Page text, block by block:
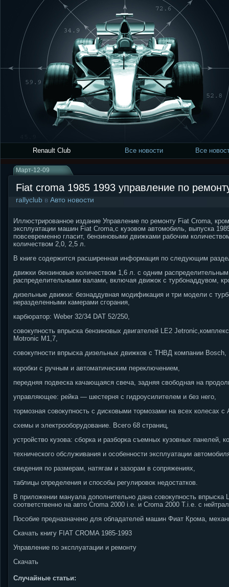
Renault Club Все новости Все
Март-12-09
Fiat croma 1985 1993 управление по
rallyclub в Авто новости
Иллюстрированное издание Управление по ремонту Fiat Croma,
эксплуатации машин Fiat Croma,с кузовом автомобиль, выпуска
повсевременно гласит, бензиновыми движками рабочим
количеством 2,0, 2,5 л.
В книге содержится расширенная информация по следующим
движки бензиновые количеством 1,6 л. с одним
распределительными валами, включая движок с турбонаддувом,
дизельные движки: безнаддувная модификация и три модели с
неразделенными камерами сгорания,
карбюратор: Weber 32/34 DAT 52/250,
совокупность впрыска бензиновых двигателей LE2
Motronic M1,7,
совокупности впрыска дизельных движков с ТНВД компании Bosch,
коробки с ручным и автоматическим переключением,
передняя подвеска качающаяся свеча, задняя свободная на
управляющее: рейка — шестерня с гидроусилителем и без него,
тормозная совокупность с дисковыми тормозами на всех колесах с
схемы и электрооборудование. Всего 68 страниц,
устройство кузова: сборка и разборка съемных кузовных панелей,
технического обслуживания и особенности эксплуатации
сведения по размерам, натягам и зазорам в сопряжениях,
таблицы определения и способы регулировок недостатков.
В приложении мануала дополнительно дана совокупность
соответственно на авто Croma 2000 i.e. и Croma 2000 T.i.e. с
Пособие предназначено для обладателей машин Фиат Крома,
Скачать книгу FIAT CROMA 1985-1993
Управление по эксплуатации и ремонту
Скачать
Случайные статьи: